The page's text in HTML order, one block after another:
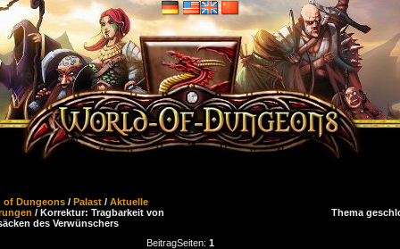
of Dungeons / Palast / Aktuelle
/ Korrektur: Tragbarkeit von
des Verwünschers
Thema
BeitragSeiten: 1